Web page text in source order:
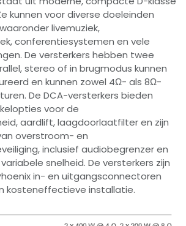
kunnen voor diverse doeleinden
livemuziek,
conferentiesystemen en vele
De versterkers hebben twee
stereo of in brugmodus kunnen
en kunnen zowel 4Ω- als 8Ω-
De DCA-versterkers bieden
voor de
aardlift, laagdoorlaatfilter en zijn
overstroom- en
inclusief audiobegrenzer en
snelheid. De versterkers zijn
in- en uitgangsconnectoren
kosteneffectieve installatie.